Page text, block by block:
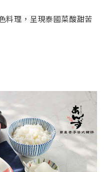
料理，呈現泰國菜酸甜苦